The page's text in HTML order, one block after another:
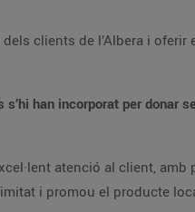
clients de l’Albera i oferir
han incorporat per donar
atenció al client, amb
i promou el producte